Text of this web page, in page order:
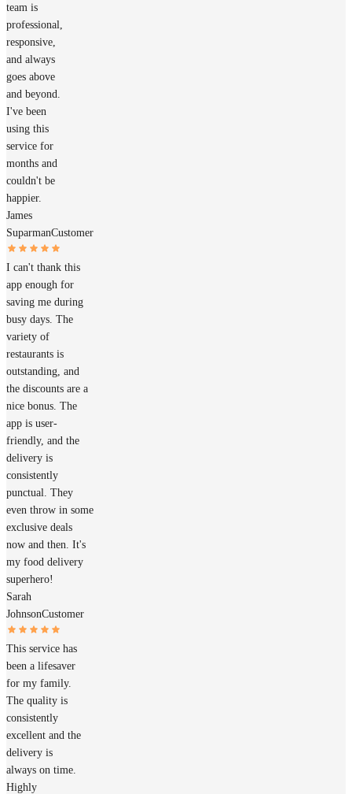
team is
professional,
responsive,
and always
goes above
and beyond.
I've been
using this
service for
months and
couldn't be
happier.
James
SuparmanCustomer
I can't thank this
app enough for
saving me during
busy days. The
variety of
restaurants is
outstanding, and
the discounts are a
nice bonus. The
app is user-
friendly, and the
delivery is
consistently
punctual. They
even throw in some
exclusive deals
now and then. It's
my food delivery
superhero!
Sarah
JohnsonCustomer
This service has
been a lifesaver
for my family.
The quality is
consistently
excellent and the
delivery is
always on time.
Highly